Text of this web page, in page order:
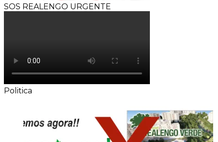
SOS REALENGO URGENTE
Politica